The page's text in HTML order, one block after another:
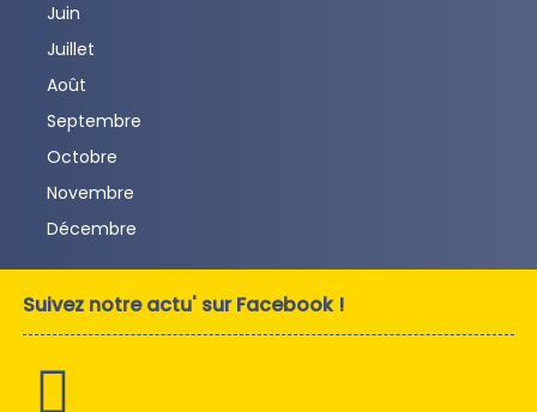
Juin
Juillet
Août
Septembre
Octobre
Novembre
Décembre
Suivez notre actu' sur Facebook !